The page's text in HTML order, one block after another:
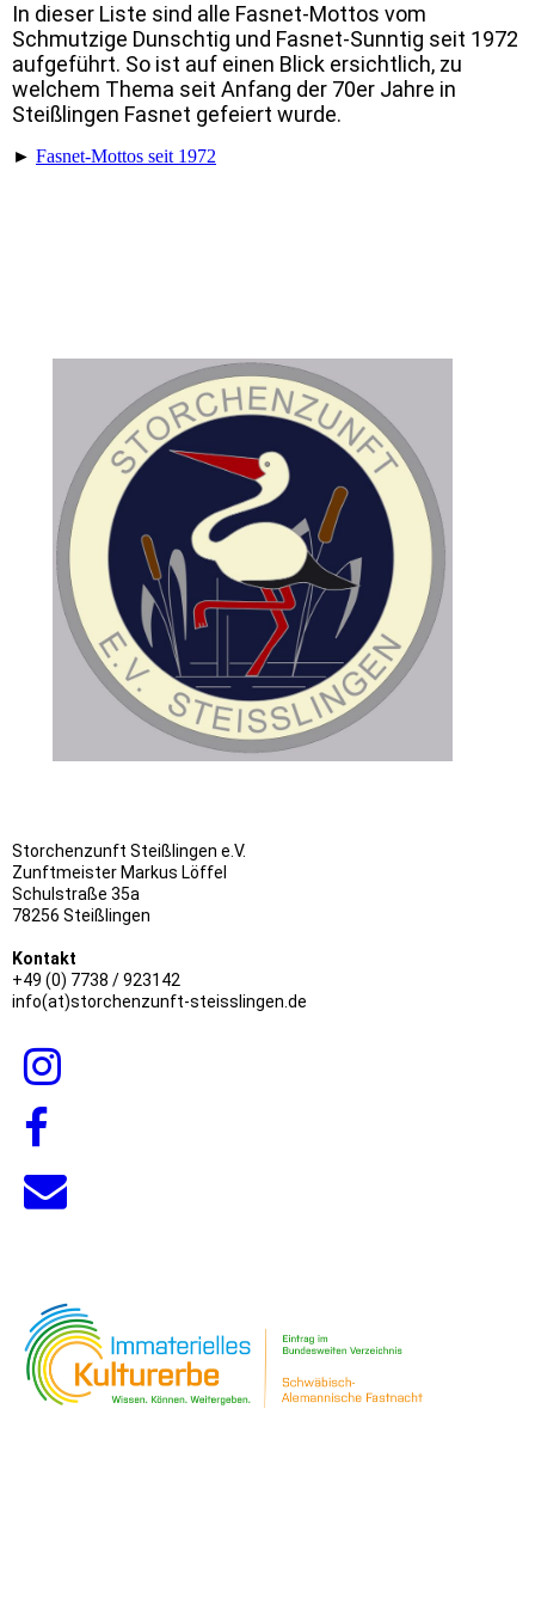
In dieser Liste sind alle Fasnet-Mottos vom
Schmutzige Dunschtig und Fasnet-Sunntig seit 1972
aufgeführt. So ist auf einen Blick ersichtlich, zu
welchem Thema seit Anfang der 70er Jahre in
Steißlingen Fasnet gefeiert wurde.
► Fasnet-Mottos seit 1972
Storchenzunft Steißlingen e.V.
Zunftmeister Markus Löffel
Schulstraße 35a
78256 Steißlingen
Kontakt
+49 (0) 7738 / 923142
info(at)storchenzunft-steisslingen.de